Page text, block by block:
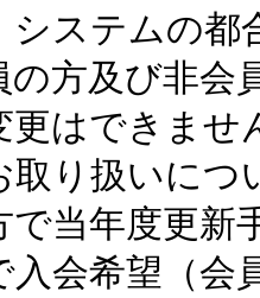
システムの
方及び非会
更はできませ
り扱いにつ
当年度更新
入会希望（会